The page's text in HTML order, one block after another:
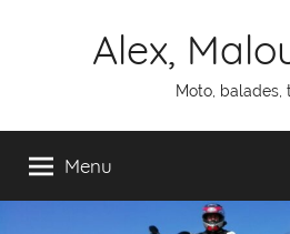
Alex,
Moto, balades,
Menu